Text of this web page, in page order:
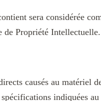
sera considérée
de Propriété Intellectuelle.
causés au matériel
indiquées